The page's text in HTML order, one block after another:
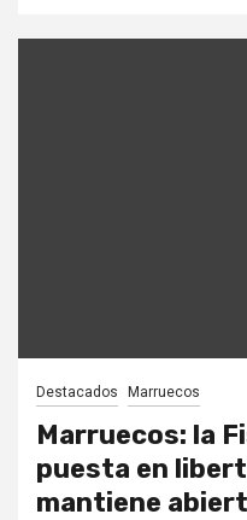
Destacados Marruecos
Marruecos: la
puesta en
mantiene